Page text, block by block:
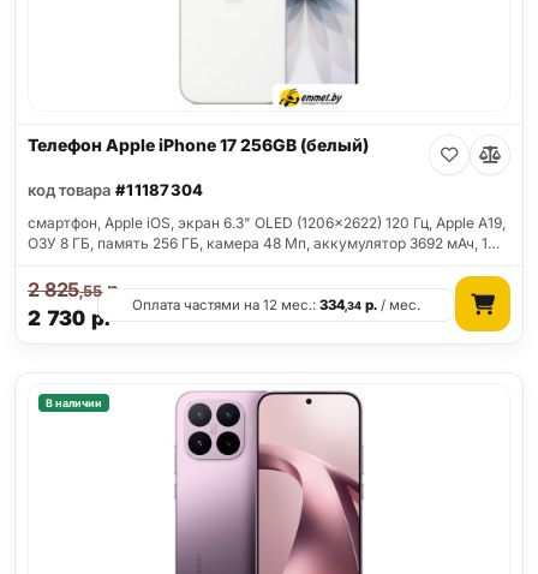
Телефон Apple iPhone 17 256GB (белый)
код товара #11187304
смартфон, Apple iOS, экран 6.3" OLED (1206x2622) 120 Гц, Apple A19,
ОЗУ 8 ГБ, память 256 ГБ, камера 48 Мп, аккумулятор 3692 мАч, 1…
2 730 р.
2 825,55р.
Оплата частями на 12 мес.:334,34 р. / мес.
В наличии